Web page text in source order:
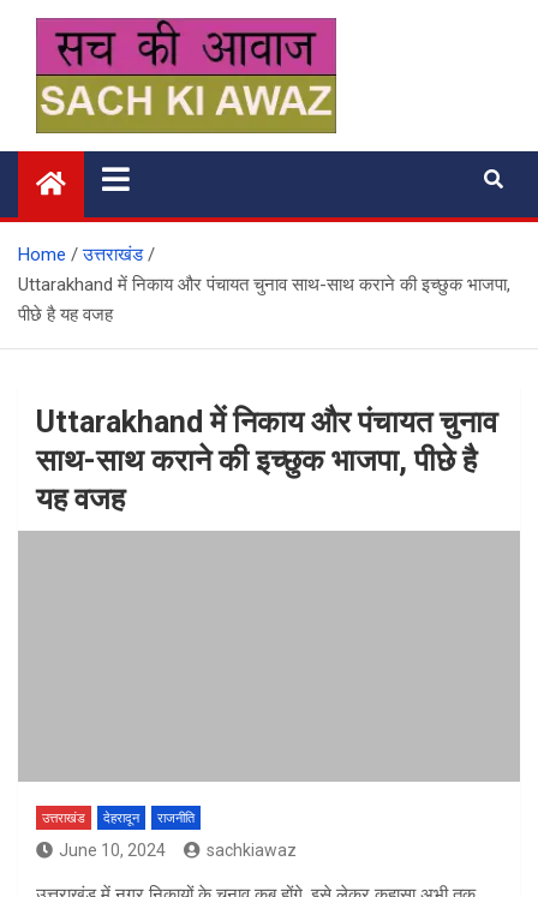
content
सच की आवाज
Home
उत्तराखंड
Uttarakhand में निकाय और पंचायत चुनाव साथ-साथ कराने की इच्छुक भाजपा,
पीछे है यह वजह
Uttarakhand में निकाय और पंचायत चुनाव
साथ-साथ कराने की इच्छुक भाजपा, पीछे है
यह वजह
उत्तराखंड देहरादून राजनीति
June 10, 2024 sachkiawaz